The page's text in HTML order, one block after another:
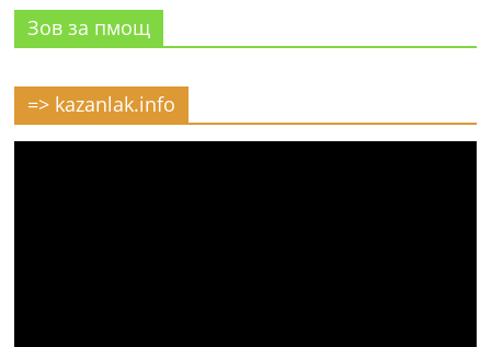
Зов за пмощ
=> kazanlak.info